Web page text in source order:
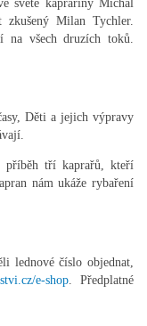
světě kaprařiny Michal
zkušený Milan Tychler.
na všech druzích toků.
Děti a jejich výpravy
příběh tří kaprařů, kteří
nám ukáže rybaření
lednové číslo objednat,
e-shop. Předplatné